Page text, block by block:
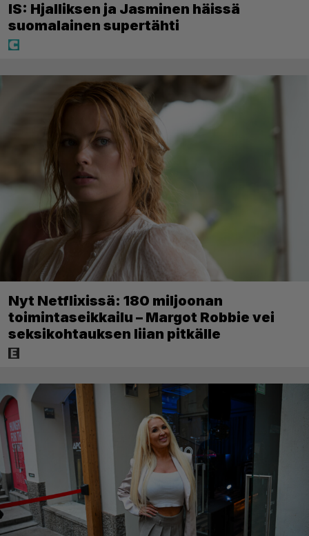
IS: Hjalliksen ja Jasminen häissä
suomalainen supertähti
Nyt Netflixissä: 180 miljoonan
toimintaseikkailu – Margot Robbie vei
seksikohtauksen liian pitkälle